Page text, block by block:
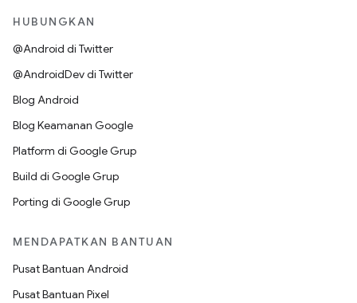
HUBUNGKAN
@Android di Twitter
@AndroidDev di Twitter
Blog Android
Blog Keamanan Google
Platform di Google Grup
Build di Google Grup
Porting di Google Grup
MENDAPATKAN BANTUAN
Pusat Bantuan Android
Pusat Bantuan Pixel